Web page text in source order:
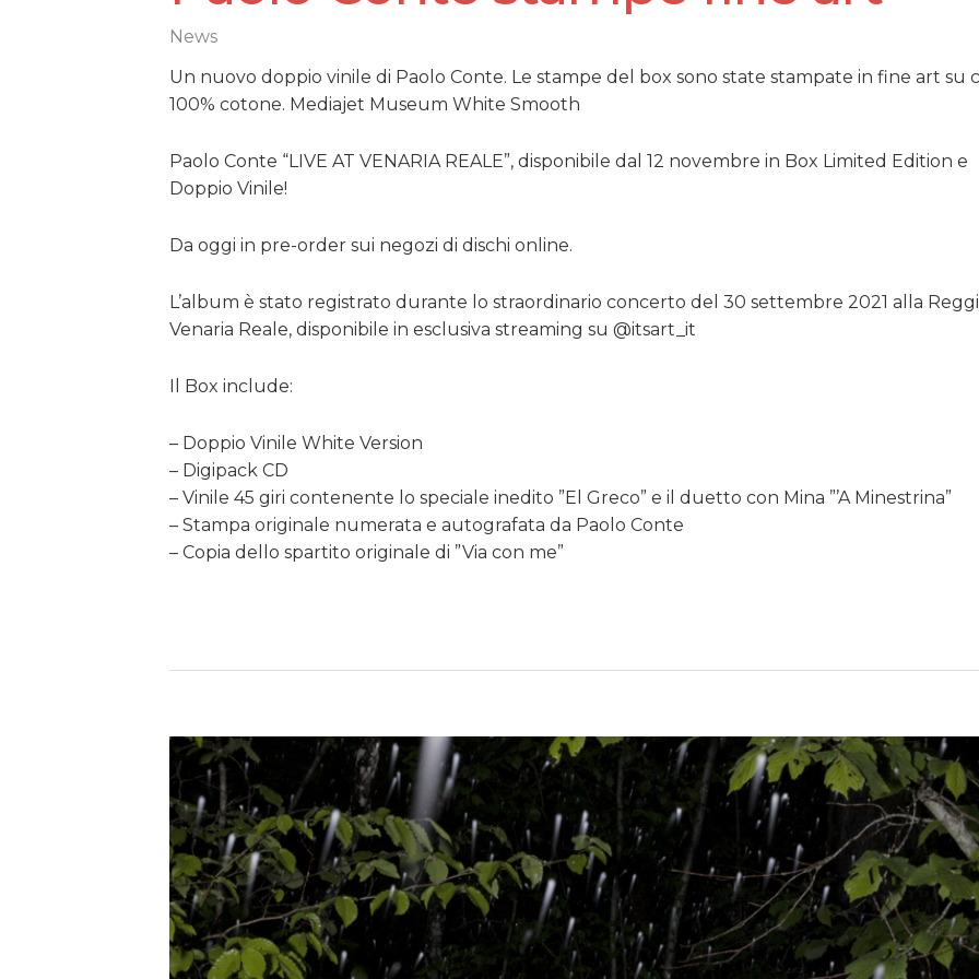
News
Un nuovo doppio vinile di Paolo Conte. Le stampe del box sono state stampate in fine art su
100% cotone. Mediajet Museum White Smooth
Paolo Conte “LIVE AT VENARIA REALE”, disponibile dal 12 novembre in Box Limited Edition e
Doppio Vinile!
Da oggi in pre-order sui negozi di dischi online.
L’album è stato registrato durante lo straordinario concerto del 30 settembre 2021 alla
Venaria Reale, disponibile in esclusiva streaming su @itsart_it
Il Box include:
– Doppio Vinile White Version
– Digipack CD
– Vinile 45 giri contenente lo speciale inedito ”El Greco” e il duetto con Mina ”’A Minestrina”
– Stampa originale numerata e autografata da Paolo Conte
– Copia dello spartito originale di ”Via con me”